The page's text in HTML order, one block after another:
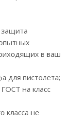
в ваш
для пистолета;
на класс
класса не